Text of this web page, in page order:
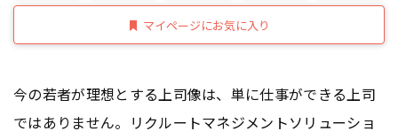
マイページにお気に入り
今の若者が理想とする上司像は、単に仕事ができる上司
ではありません。リクルートマネジメントソリューショ